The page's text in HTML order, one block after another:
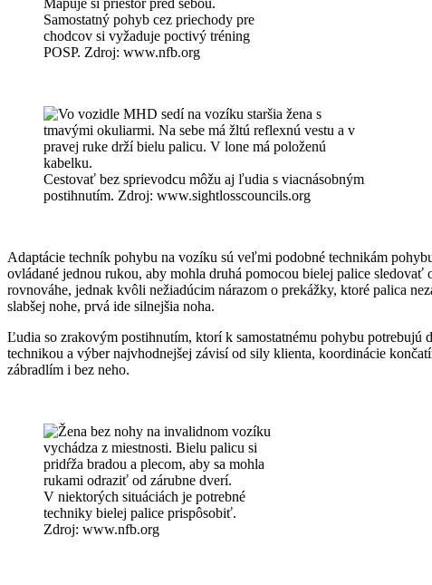
Samostatný pohyb cez priechody pre
chodcov si vyžaduje poctivý tréning
POSP. Zdroj: www.nfb.org
Cestovať bez sprievodcu môžu aj ľudia s viacnásobným
postihnutím. Zdroj: www.sightlosscouncils.org
Adaptácie techník pohybu na vozíku sú veľmi podobné technikám
ovládané jednou rukou, aby mohla druhá pomocou bielej palice
rovnováhe, jednak kvôli nežiadúcim nárazom o prekážky, ktoré palica
slabšej nohe, prvá ide silnejšia noha.
Ľudia so zrakovým postihnutím, ktorí k samostatnému pohybu
technikou a výber najvhodnejšej závisí od sily klienta, koordinácie
zábradlím i bez neho.
V niektorých situáciách je potrebné
techniky bielej palice prispôsobiť.
Zdroj: www.nfb.org